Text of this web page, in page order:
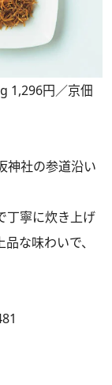
1,296円／京佃
神社の参道沿い
丁寧に炊き上げ
な味わいで、